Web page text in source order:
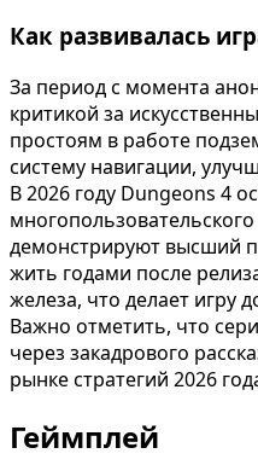
Как развивалась
За период с момента
критикой за
простоям в работе
систему навигации,
В 2026 году Dungeons 4
демонстрируют высший
жить годами после
железа, что делает игру
Важно отметить, что
через закадрового
рынке стратегий 2026
Геймплей